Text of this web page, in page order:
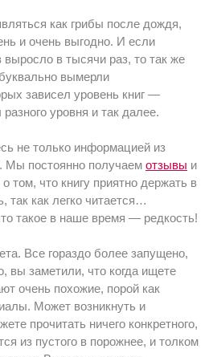
как грибы после дождя,
и очень выгодно. И если
выросло в тысячи раз, то так же
вымерли
зависел уровень книг —
уровня и так далее.
не только информацией из
Мы постоянно получаем отзывы и
том, что книгу приятно держать в
так как легко читается…
такое в наше время — редкость!
Все гораздо более запущено,
вы заметили, что когда ищете
очень похожие, порой как
Может возникнуть и
прочитать ничего конкретного,
из пустого в порожнее, и толком